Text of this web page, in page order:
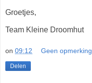
Groetjes,
Team Kleine Droomhut
on 09:12 Geen
Delen